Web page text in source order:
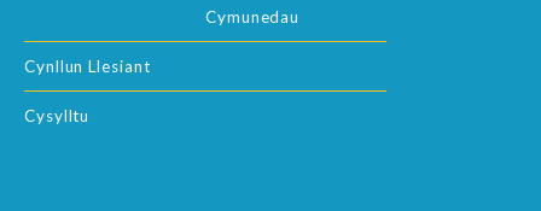
Cymunedau
Cynllun Llesiant
Cysylltu